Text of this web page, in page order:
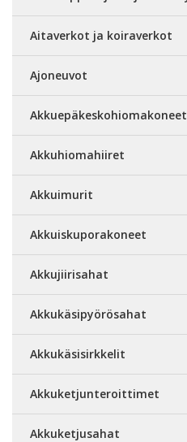
Aitaverkot ja koiraverkot
Ajoneuvot
Akkuepäkeskohiomakoneet
Akkuhiomahiiret
Akkuimurit
Akkuiskuporakoneet
Akkujiirisahat
Akkukäsipyörösahat
Akkukäsisirkkelit
Akkuketjunteroittimet
Akkuketjusahat